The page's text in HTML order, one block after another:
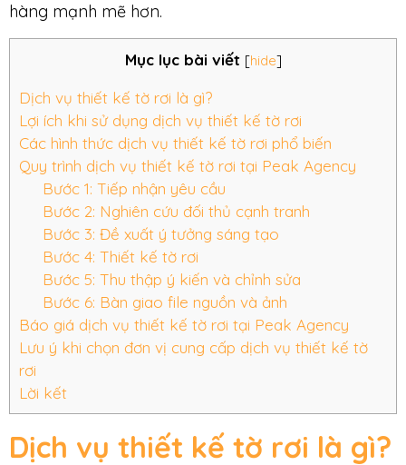
hàng mạnh mẽ hơn.
Mục lục bài viết [hide]
Dịch vụ thiết kế tờ rơi là gì?
Lợi ích khi sử dụng dịch vụ thiết kế tờ rơi
Các hình thức dịch vụ thiết kế tờ rơi phổ biến
Quy trình dịch vụ thiết kế tờ rơi tại Peak Agency
Bước 1: Tiếp nhận yêu cầu
Bước 2: Nghiên cứu đối thủ cạnh tranh
Bước 3: Đề xuất ý tưởng sáng tạo
Bước 4: Thiết kế tờ rơi
Bước 5: Thu thập ý kiến và chỉnh sửa
Bước 6: Bàn giao file nguồn và ảnh
Báo giá dịch vụ thiết kế tờ rơi tại Peak Agency
Lưu ý khi chọn đơn vị cung cấp dịch vụ thiết kế tờ
rơi
Lời kết
Dịch vụ thiết kế tờ rơi là gì?